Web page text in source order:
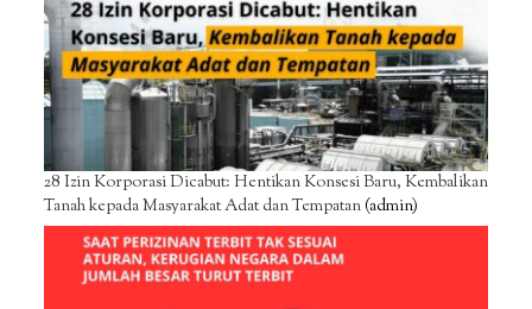
28 Izin Korporasi Dicabut: Hentikan Konsesi Baru, Kembalikan
Tanah kepada Masyarakat Adat dan Tempatan(admin)